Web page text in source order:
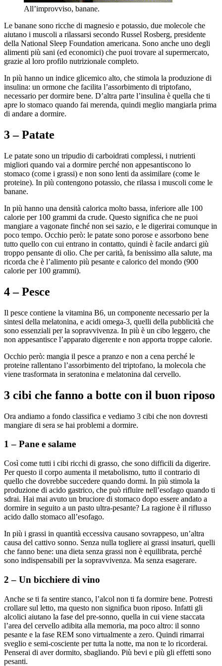
All’improvviso, banane.
Le banane sono ricche di magnesio e potassio, due molecole che
aiutano i muscoli a rilassarsi secondo Russel Rosberg, presidente
della National Sleep Foundation americana. Sono anche uno degli
alimenti più sani (ed economici) che puoi trovare al supermercato,
grazie al loro profilo nutrizionale completo.
In più hanno un indice glicemico alto, che stimola la produzione di
insulina: un ormone che facilita l’assorbimento di triptofano,
necessario per dormire bene. D’altra parte l’insulina è quella che ti
apre lo stomaco quando fai merenda, quindi meglio mangiarla prima
di andare a dormire.
3 – Patate
Le patate sono un tripudio di carboidrati complessi, i nutrienti
migliori quando vai a dormire perché non appesantiscono lo
stomaco (come i grassi) e non sono lenti da assimilare (come le
proteine). In più contengono potassio, che rilassa i muscoli come le
banane.
In più hanno una densità calorica molto bassa, inferiore alle 100
calorie per 100 grammi da crude. Questo significa che ne puoi
mangiare a vagonate finché non sei sazio, e le digerirai comunque in
poco tempo. Occhio però: le patate sono porose e assorbono bene
tutto quello con cui entrano in contatto, quindi è facile andarci giù
troppo pensante di olio. Che per carità, fa benissimo alla salute, ma
ricorda che è l’alimento più pesante e calorico del mondo (900
calorie per 100 grammi).
4 – Pesce
Il pesce contiene la vitamina B6, un componente necessario per la
sintesi della melatonina, e acidi omega-3, quelli della pubblicità che
sono essenziali per la sopravvivenza. In più è un cibo leggero, che
non appesantisce l’apparato digerente e non apporta troppe calorie.
Occhio però: mangia il pesce a pranzo e non a cena perché le
proteine rallentano l’assorbimento del triptofano, la molecola che
viene trasformata in seratonina e melatonina dal cervello.
3 cibi che fanno a botte con il buon riposo
Ora andiamo a fondo classifica e vediamo 3 cibi che non dovresti
mangiare di sera se hai problemi a dormire.
1 – Pane e salame
Così come tutti i cibi ricchi di grasso, che sono difficili da digerire.
Per questo il corpo aumenta il metabolismo, tutto il contrario di
quello che dovrebbe succedere quando dormi. In più stimola la
produzione di acido gastrico, che può rifluire nell’esofago quando ti
sdrai. Hai mai avuto un bruciore di stomaco dopo essere andato a
dormire in seguito a un pasto ultra-pesante? La ragione è il riflusso
acido dallo stomaco all’esofago.
In più i grassi in quantità eccessiva causano sovrappeso, un’altra
causa del cattivo sonno. Senza nulla togliere ai grassi insaturi, quelli
che fanno bene: una dieta senza grassi non è equilibrata, perché
sono indispensabili per la sopravvivenza. Ma senza esagerare.
2 – Un bicchiere di vino
Anche se ti fa sentire stanco, l’alcol non ti fa dormire bene. Potresti
crollare sul letto, ma questo non significa buon riposo. Infatti gli
alcolici aiutano la fase del pre-sonno, quella in cui viene staccata
l’area del cervello adibita alla memoria, ma poco altro: il sonno
pesante e la fase REM sono virtualmente a zero. Quindi rimarrai
sveglio e semi-cosciente per tutta la notte, ma non te lo ricorderai.
Penserai di aver dormito, sbagliando. Più bevi e più gli effetti sono
pesanti.